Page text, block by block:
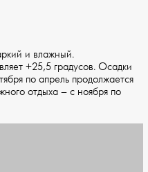
и влажный.
+25,5 градусов. Осадки
по апрель продолжается
отдыха – с ноября по